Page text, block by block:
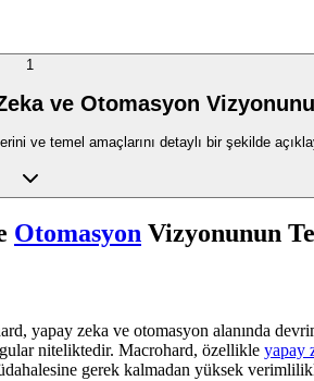
1
ve Otomasyon
ve temel amaçlarını detaylı bir şekilde
Otomasyon Vizyonunun
yapay zeka ve otomasyon alanında
niteliktedir. Macrohard, özellikle yapay
gerek kalmadan yüksek